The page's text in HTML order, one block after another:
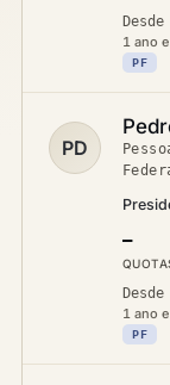
1 ano
PF
PD
—
1 ano
PF